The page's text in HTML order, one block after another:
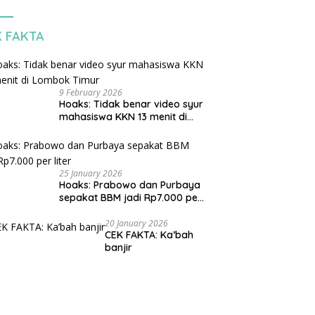
FAKTA
9 February 2026
Hoaks: Tidak benar video syur
mahasiswa KKN 13 menit di
25 January 2026
Hoaks: Prabowo dan Purbaya
sepakat BBM jadi Rp7.000 per
20 January 2026
CEK FAKTA: Ka’bah
banjir